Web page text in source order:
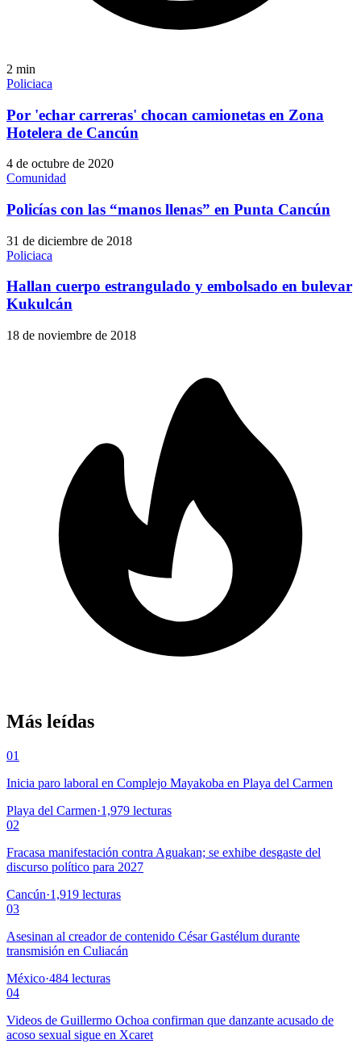
2 min
Policiaca
Por 'echar carreras' chocan camionetas en Zona
Hotelera de Cancún
4 de octubre de 2020
Comunidad
Policías con las “manos llenas” en Punta Cancún
31 de diciembre de 2018
Policiaca
Hallan cuerpo estrangulado y embolsado en bulevar
Kukulcán
18 de noviembre de 2018
Más leídas
01
Inicia paro laboral en Complejo Mayakoba en Playa del Carmen
Playa del Carmen·1,979 lecturas
02
Fracasa manifestación contra Aguakan; se exhibe desgaste del
discurso político para 2027
Cancún·1,919 lecturas
03
Asesinan al creador de contenido César Gastélum durante
transmisión en Culiacán
México·484 lecturas
04
Videos de Guillermo Ochoa confirman que danzante acusado de
acoso sexual sigue en Xcaret